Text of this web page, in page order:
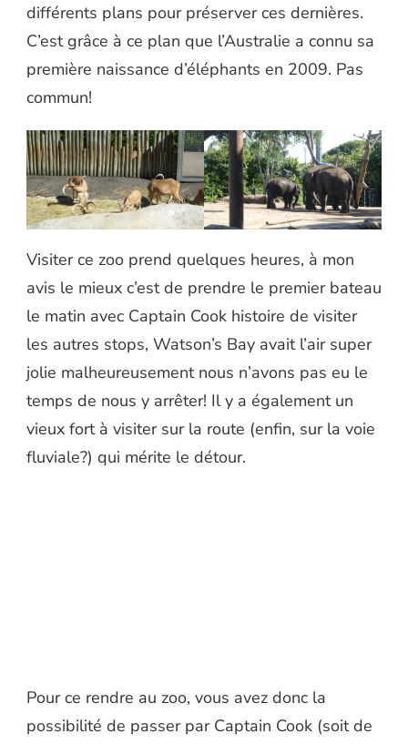
différents plans pour préserver ces dernières.
C’est grâce à ce plan que l’Australie a connu sa
première naissance d’éléphants en 2009. Pas
commun!
Visiter ce zoo prend quelques heures, à mon
avis le mieux c’est de prendre le premier bateau
le matin avec Captain Cook histoire de visiter
les autres stops, Watson’s Bay avait l’air super
jolie malheureusement nous n’avons pas eu le
temps de nous y arrêter! Il y a également un
vieux fort à visiter sur la route (enfin, sur la voie
fluviale?) qui mérite le détour.
Pour ce rendre au zoo, vous avez donc la
possibilité de passer par Captain Cook (soit de